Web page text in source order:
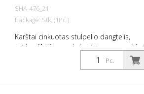
SHA-476_21
Package: Stk. (1Pc.)
Karštai cinkuotas stulpelio dangtelis,
skirtas Ø 76 mm stulpeliui, su spyruokliniu
užraktu, tinka įžeminimo lizdui, gaminio
Nr. 476.40, atidaromas universaliu raktu,
Pc.